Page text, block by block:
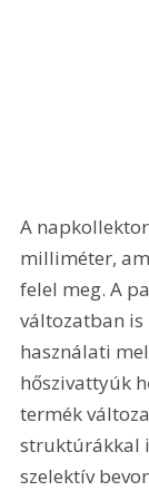
A
milliméter,
felel meg. A
változatban is
használati
hőszivattyúk
termék
struktúrákkal
szelektív